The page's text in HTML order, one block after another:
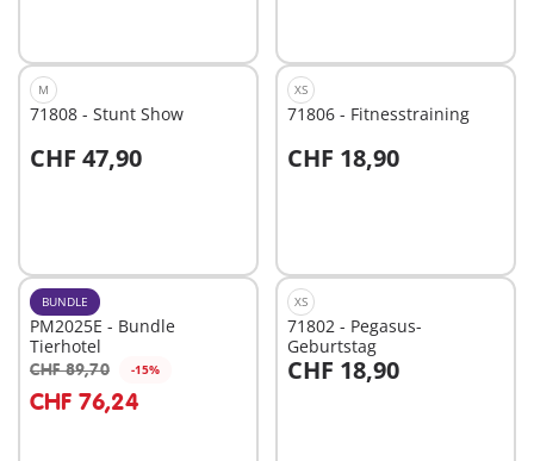
M
71808 - Stunt Show
CHF 47,90
In den Warenkorb
XS
71806 - Fitnesstraining
CHF 18,90
In den Warenkorb
BUNDLE
PM2025E - Bundle
Tierhotel
CHF 89,70 -15%
CHF 76,24
In den Warenkorb
XS
71802 - Pegasus-
Geburtstag
CHF 18,90
In den Warenkorb